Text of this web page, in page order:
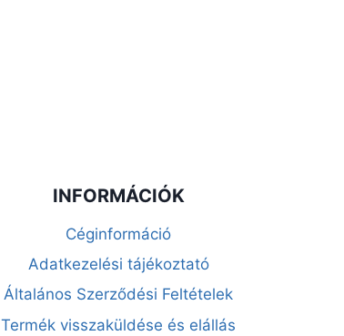
INFORMÁCIÓK
Céginformáció
Adatkezelési tájékoztató
Általános Szerződési Feltételek
Termék visszaküldése és elállás